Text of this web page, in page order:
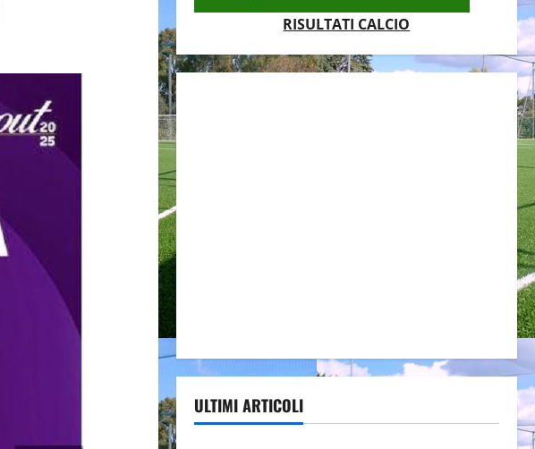
RISULTATI CALCIO
ULTIMI ARTICOLI
Senza categoria